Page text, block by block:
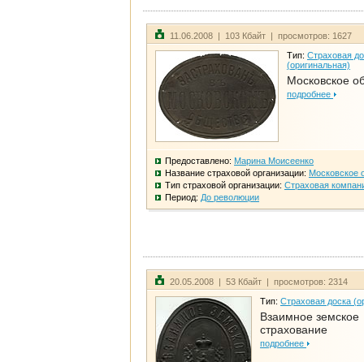
11.06.2008 | 103 Кбайт | просмотров: 1627
Тип: Страховая
(оригинальная)
Московское
подробнее
Предоставлено: Марина Моисеенко
Название страховой организации: Московское
Тип страховой организации: Страховая
Период: До революции
20.05.2008 | 53 Кбайт | просмотров: 2314
Тип: Страховая доска
Взаимное земское
страхование
подробнее